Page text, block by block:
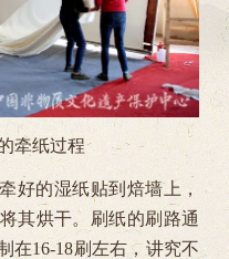
牵纸过程
好的湿纸贴到焙墙上，
其烘干。刷纸的刷路通
在16-18刷左右，讲究不